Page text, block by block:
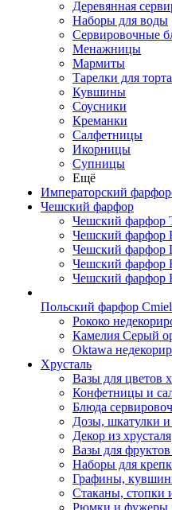
Деревянная
Наборы для воды
Сервировочные
Менажницы
Мармиты
Тарелки для торта
Кувшины
Соусники
Креманки
Салфетницы
Икорницы
Супницы
Ещё
Императорский
Чешский фарфор
Чешский фарфор
Чешский фарфор
Чешский фарфор
Чешский фарфор
Чешский фарфор
Польский фарфор
Рококо
Камелия Серый
Oktawa
Хрусталь
Вазы для цветов
Конфетницы и
Блюда
Дозы, шкатулки
Декор из хрусталя
Вазы для фруктов
Наборы для
Графины,
Стаканы, стопки
Рюмки и фужеры